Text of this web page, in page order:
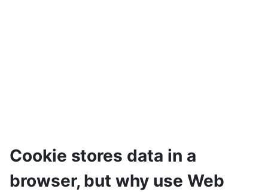
Cookie stores data in a
browser, but why use Web